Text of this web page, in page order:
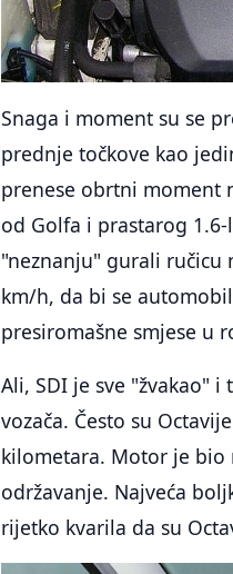
Snaga i moment su se
prednje točkove kao
prenese obrtni moment
od Golfa i prastarog
"neznanju" gurali ručicu
km/h, da bi se
presiromašne smjese u
Ali, SDI je sve "žvakao"
vozača. Često su
kilometara. Motor je bio
održavanje. Najveća
rijetko kvarila da su